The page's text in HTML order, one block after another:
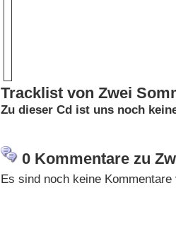
Tracklist von Zwei
Zu dieser Cd ist uns noch
0 Kommentare zu
Es sind noch keine